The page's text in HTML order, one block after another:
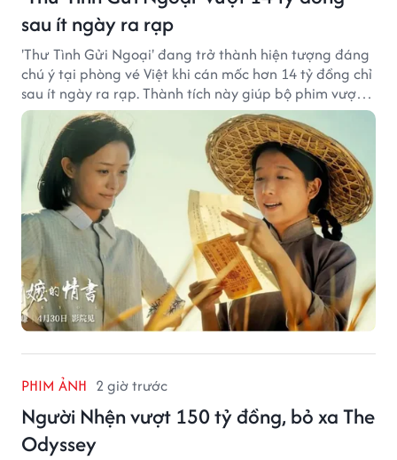
sau ít ngày ra rạp
'Thư Tình Gửi Ngoại' đang trở thành hiện tượng đáng
chú ý tại phòng vé Việt khi cán mốc hơn 14 tỷ đồng chỉ
sau ít ngày ra rạp. Thành tích này giúp bộ phim vượt
kỳ vọng ban đầu và duy trì sức hút giữa cuộc cạnh
tranh của nhiều tác phẩm lớn.
PHIM ẢNH 2 giờ trước
Người Nhện vượt 150 tỷ đồng, bỏ xa The
Odyssey